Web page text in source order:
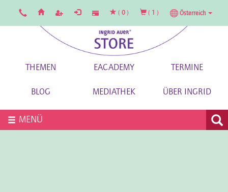
( 0 ) ( 1 ) Österreich
THEMEN EACADEMY TERMINE
BLOG MEDIATHEK ÜBER INGRID
MENÜ